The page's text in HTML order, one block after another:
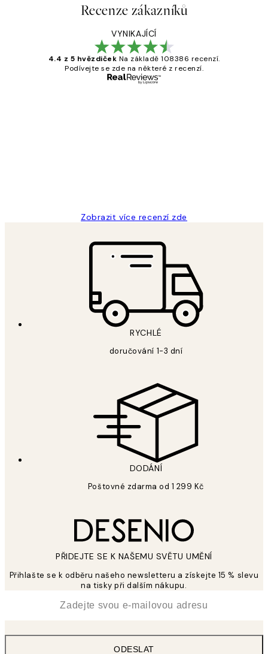
Recenze zákazníků
VYNIKAJÍCÍ
4.4 z 5 hvězdiček Na základě 108386 recenzí.
Podívejte se zde na některé z recenzí.
Zobrazit více recenzí zde
RYCHLÉ
doručování 1-3 dní
DODÁNÍ
Poštovné zdarma od 1 299 Kč
PŘIDEJTE SE K NAŠEMU SVĚTU UMĚNÍ
Přihlašte se k odběru našeho newsletteru a získejte 15 % slevu
na tisky při dalším nákupu.
ODESLAT